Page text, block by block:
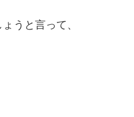
うと言って、